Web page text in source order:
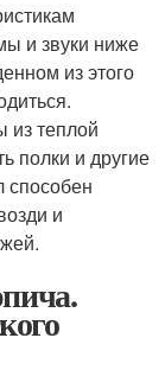
и звуки ниже
из этого
теплой
полки и другие
способен
и